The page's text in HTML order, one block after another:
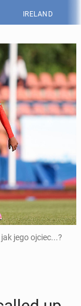
IRELAND
jego ojciec...?